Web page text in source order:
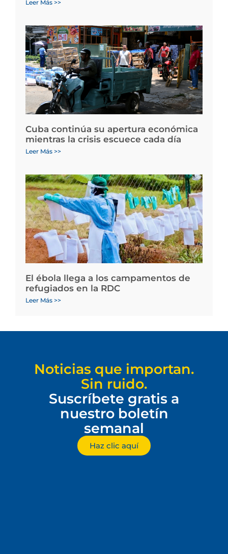
Leer Más >>
Cuba continúa su apertura económica
mientras la crisis escuece cada día
Leer Más >>
El ébola llega a los campamentos de
refugiados en la RDC
Leer Más >>
Noticias que importan.
Sin ruido.
Suscríbete gratis a
nuestro boletín
semanal
Haz clic aquí